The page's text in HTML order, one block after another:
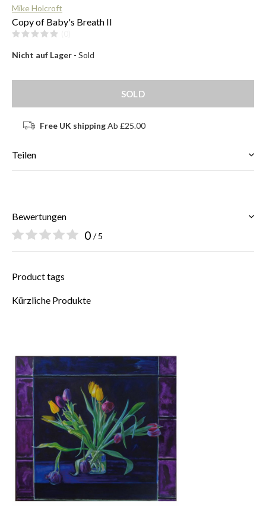
Mike Holcroft
Copy of Baby's Breath II
Nicht auf Lager - Sold
SOLD
Free UK shippingAb £25.00
Teilen
Bewertungen
0 / 5
Product tags
Kürzliche Produkte